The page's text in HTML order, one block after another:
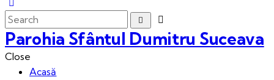
Parohia Sfântul Dumitru Suceava
Close
Acasă